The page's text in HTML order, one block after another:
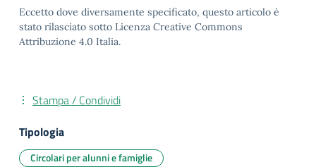
Eccetto dove diversamente specificato, questo articolo è
stato rilasciato sotto Licenza Creative Commons
Attribuzione 4.0 Italia.
Stampa / Condividi
Tipologia
Circolari per alunni e famiglie